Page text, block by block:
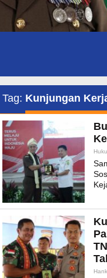
Tag: Kunjungan